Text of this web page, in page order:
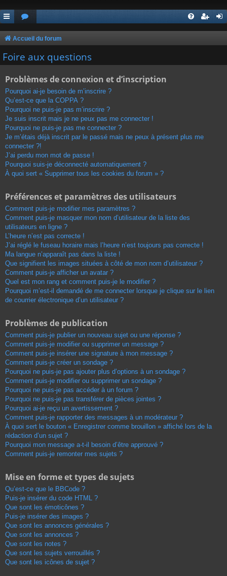
Accueil du forum
Foire aux questions
Problèmes de connexion et d’inscription
Pourquoi ai-je besoin de m’inscrire ?
Qu’est-ce que la COPPA ?
Pourquoi ne puis-je pas m’inscrire ?
Je suis inscrit mais je ne peux pas me connecter !
Pourquoi ne puis-je pas me connecter ?
Je m’étais déjà inscrit par le passé mais ne peux à présent plus me
connecter ?!
J’ai perdu mon mot de passe !
Pourquoi suis-je déconnecté automatiquement ?
À quoi sert « Supprimer tous les cookies du forum » ?
Préférences et paramètres des utilisateurs
Comment puis-je modifier mes paramètres ?
Comment puis-je masquer mon nom d’utilisateur de la liste des
utilisateurs en ligne ?
L’heure n’est pas correcte !
J’ai réglé le fuseau horaire mais l’heure n’est toujours pas correcte !
Ma langue n’apparaît pas dans la liste !
Que signifient les images situées à côté de mon nom d’utilisateur ?
Comment puis-je afficher un avatar ?
Quel est mon rang et comment puis-je le modifier ?
Pourquoi m’est-il demandé de me connecter lorsque je clique sur le lien
de courrier électronique d’un utilisateur ?
Problèmes de publication
Comment puis-je publier un nouveau sujet ou une réponse ?
Comment puis-je modifier ou supprimer un message ?
Comment puis-je insérer une signature à mon message ?
Comment puis-je créer un sondage ?
Pourquoi ne puis-je pas ajouter plus d’options à un sondage ?
Comment puis-je modifier ou supprimer un sondage ?
Pourquoi ne puis-je pas accéder à un forum ?
Pourquoi ne puis-je pas transférer de pièces jointes ?
Pourquoi ai-je reçu un avertissement ?
Comment puis-je rapporter des messages à un modérateur ?
À quoi sert le bouton « Enregistrer comme brouillon » affiché lors de la
rédaction d’un sujet ?
Pourquoi mon message a-t-il besoin d’être approuvé ?
Comment puis-je remonter mes sujets ?
Mise en forme et types de sujets
Qu’est-ce que le BBCode ?
Puis-je insérer du code HTML ?
Que sont les émoticônes ?
Puis-je insérer des images ?
Que sont les annonces générales ?
Que sont les annonces ?
Que sont les notes ?
Que sont les sujets verrouillés ?
Que sont les icônes de sujet ?